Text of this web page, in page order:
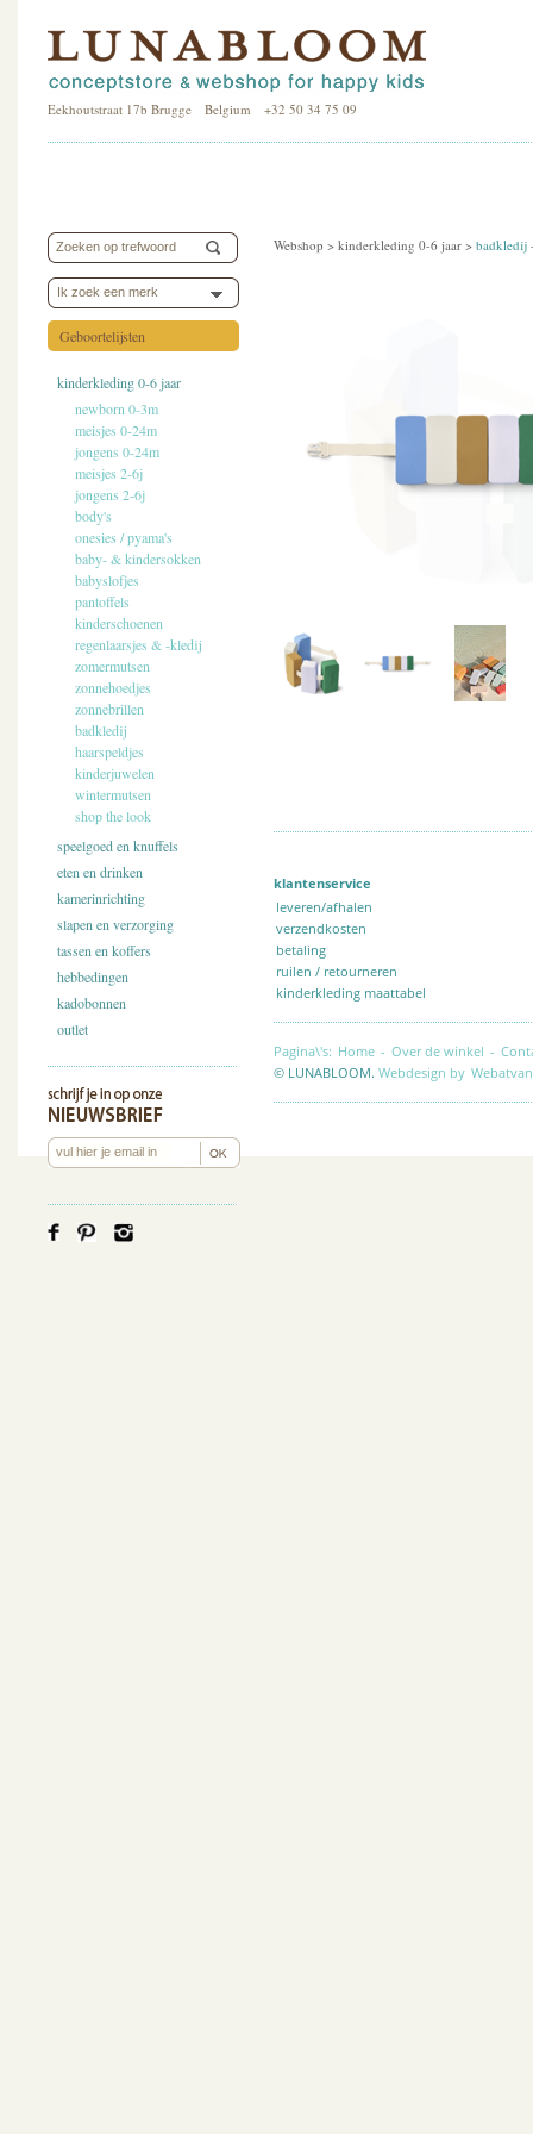
Eekhoutstraat 17b Brugge Belgium +32 50 34 75 09
Ik zoek een merk
Geboortelijsten
kinderkleding 0-6 jaar
newborn 0-3m
meisjes 0-24m
jongens 0-24m
meisjes 2-6j
jongens 2-6j
body's
onesies / pyama's
baby- & kindersokken
babyslofjes
pantoffels
kinderschoenen
regenlaarsjes & -kledij
zomermutsen
zonnehoedjes
zonnebrillen
badkledij
haarspeldjes
kinderjuwelen
wintermutsen
shop the look
speelgoed en knuffels
eten en drinken
kamerinrichting
slapen en verzorging
tassen en koffers
hebbedingen
kadobonnen
outlet
Webshop > kinderkleding 0-6 jaar > badkledij
klantenservice
leveren/afhalen
verzendkosten
betaling
ruilen / retourneren
kinderkleding maattabel
Pagina\'s: Home - Over de winkel -
© LUNABLOOM. Webdesign by